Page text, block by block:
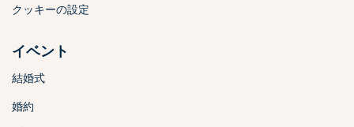
クッキーの設定
イベント
結婚式
婚約